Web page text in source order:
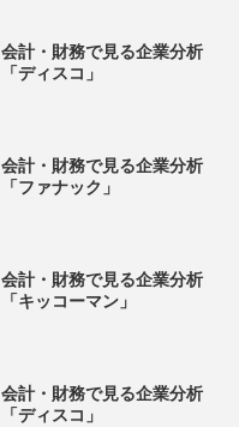
会計・財務で見る企業分析
「ディスコ」
会計・財務で見る企業分析
「ファナック」
会計・財務で見る企業分析
「キッコーマン」
会計・財務で見る企業分析
「ディスコ」